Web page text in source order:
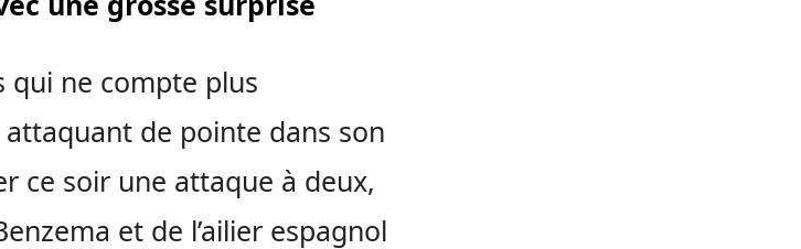
qui ne compte plus
attaquant de pointe dans son
ce soir une attaque à deux,
et de l’ailier espagnol